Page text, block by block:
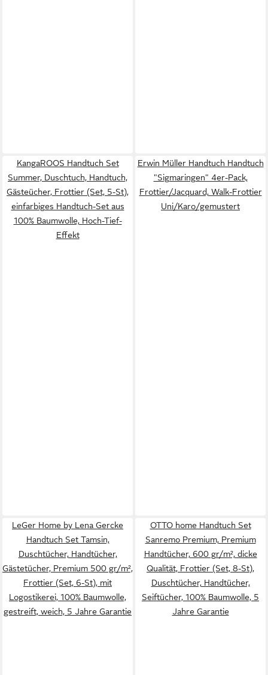
KangaROOS Handtuch Set
Summer, Duschtuch, Handtuch,
Gästeücher, Frottier (Set, 5-St),
einfarbiges Handtuch-Set aus
100% Baumwolle, Hoch-Tief-
Effekt
Erwin Müller Handtuch Handtuch
"Sigmaringen" 4er-Pack,
Frottier/Jacquard, Walk-Frottier
Uni/Karo/gemustert
LeGer Home by Lena Gercke
Handtuch Set Tamsin,
Duschtücher, Handtücher,
Gästetücher, Premium 500 gr/m²,
Frottier (Set, 6-St), mit
Logostikerei, 100% Baumwolle,
gestreift, weich, 5 Jahre Garantie
OTTO home Handtuch Set
Sanremo Premium, Premium
Handtücher, 600 gr/m², dicke
Qualität, Frottier (Set, 8-St),
Duschtücher, Handtücher,
Seiftücher, 100% Baumwolle, 5
Jahre Garantie